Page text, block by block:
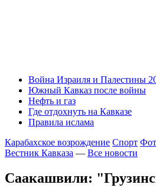
Война Израиля и Палестины
Южный Кавказ после войны
Нефть и газ
Где отдохнуть на Кавказе
Правила ислама
Карабахское возрождение Спорт
Вестник Кавказа — Все новости
Саакашвили: